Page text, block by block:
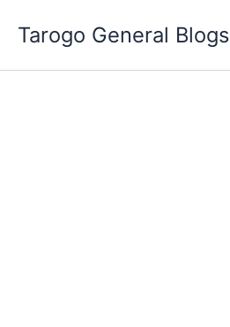
要
Tarogo General Blogs